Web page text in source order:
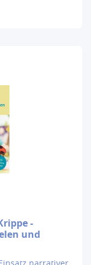
-
und
narrativer